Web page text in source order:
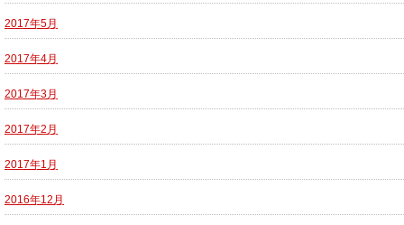
2017年5月
2017年4月
2017年3月
2017年2月
2017年1月
2016年12月